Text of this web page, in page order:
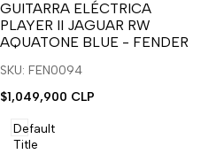
para
usar
la
lista
deseos.
para
usar
Compare
GUITARRA ELÉCTRICA
PLAYER II JAGUAR RW
AQUATONE BLUE - FENDER
SKU: FEN0094
Precio
venta
$1,049,900 CLP
Default
Title